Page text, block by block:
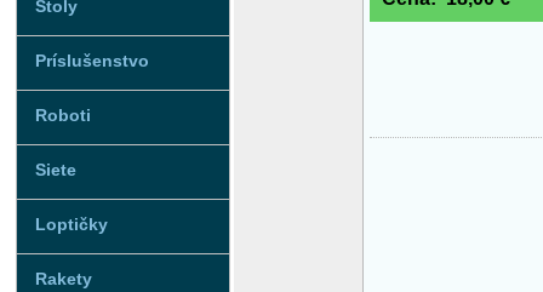
Stoly
Príslušenstvo
Roboti
Siete
Loptičky
Rakety